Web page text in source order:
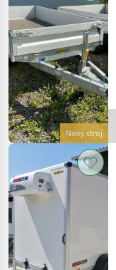
Nový stroj